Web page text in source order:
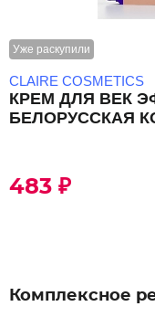
Уже раскупили
CLAIRE COSMETICS
КРЕМ ДЛЯ ВЕК
БЕЛОРУССКАЯ
483 ₽
Комплексное